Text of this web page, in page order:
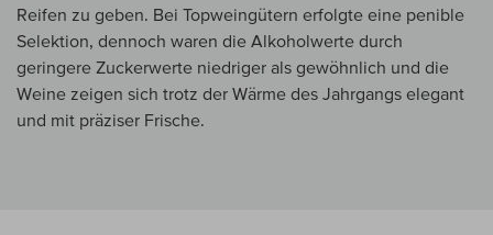
Reifen zu geben. Bei Topweingütern erfolgte eine penible
Selektion, dennoch waren die Alkoholwerte durch
geringere Zuckerwerte niedriger als gewöhnlich und die
Weine zeigen sich trotz der Wärme des Jahrgangs elegant
und mit präziser Frische.